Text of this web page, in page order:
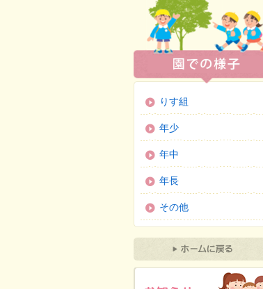
りす組
年少
年中
年長
その他